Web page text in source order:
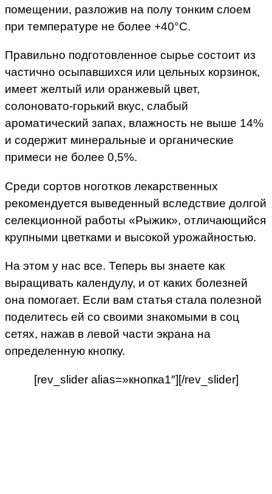
помещении, разложив на полу тонким слоем
при температуре не более +40°C.
Правильно подготовленное сырье состоит из
частично осыпавшихся или цельных корзинок,
имеет желтый или оранжевый цвет,
солоновато-горький вкус, слабый
ароматический запах, влажность не выше 14%
и содержит минеральные и органические
примеси не более 0,5%.
Среди сортов ноготков лекарственных
рекомендуется выведенный вследствие долгой
селекционной работы «Рыжик», отличающийся
крупными цветками и высокой урожайностью.
На этом у нас все. Теперь вы знаете как
выращивать календулу, и от каких болезней
она помогает. Если вам статья стала полезной
поделитесь ей со своими знакомыми в соц
сетях, нажав в левой части экрана на
определенную кнопку.
[rev_slider alias=»кнопка1″][/rev_slider]